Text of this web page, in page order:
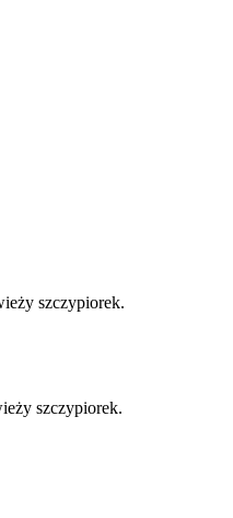
szczypiorek.
szczypiorek.